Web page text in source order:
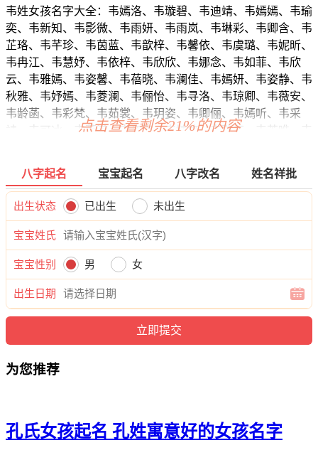
韦姓女孩名字大全：韦嫣洛、韦璇碧、韦迪靖、韦嫣嫣、韦瑜
奕、韦新知、韦影微、韦雨妍、韦雨岚、韦琳彩、韦卿含、韦
芷珞、韦芊珍、韦茵蓝、韦歆梓、韦馨依、韦虞璐、韦妮昕、
韦冉江、韦慧妤、韦依梓、韦欣欣、韦娜念、韦如菲、韦欣
云、韦雅嫣、韦姿馨、韦蓓晓、韦澜佳、韦嫣妍、韦姿静、韦
秋雅、韦妤嫣、韦菱澜、韦俪怡、韦寻洛、韦琼卿、韦薇安、
韦龄菡、韦彩梵、韦茹裳、韦玥姿、韦卿俪、韦嫣听、韦采
靖、韦可冰、韦蕾滢、韦姿璐、韦婧悠、韦璇虹、韦芙唯、韦
韦蓓璐、韦碧虹、韦珍蓓、韦南璇、韦泉梵、韦依娜、韦菱
忆、韦彩桐、韦语蕊、韦俪芷、韦冰筱、韦洛若、韦虹珞、韦
水妮、韦双虹、韦芙淇、韦嫣蓓、韦菲菲、韦薇兮、韦秋熙、
韦妤亦、韦娴梦、韦欣馨、韦妍君、韦冰璇、韦丽雨、韦宁
娇、韦可婉、韦靖璇、韦琦卿、韦秋泉、韦兔冬、韦淼俪、韦
华璇、韦梓夜、韦含虹、韦采依、韦昕萱、韦君芊、韦茹丝、
韦冉涵、韦妍若、韦甜歆、韦恩滢、韦紫姿、韦婉璇、韦澜
姿姗、韦妙甯、韦洛熙、韦影媱、韦涵唯、韦婉婧、韦兮梦、
韦菲楚、韦娜婕、韦雅波、韦熙姗、韦儿兮、韦听语、韦恬
夏、韦欣雨、韦绿玥、韦慧洁、韦妍筱、韦歆甯、韦清媛、韦
点击查看剩余21%的内容
八字起名 宝宝起名 八字改名 姓名祥批
出生状态 已出生 未出生
宝宝姓氏
宝宝性别 男 女
出生日期
为您推荐
孔氏女孩起名 孔姓寓意好的女孩名字